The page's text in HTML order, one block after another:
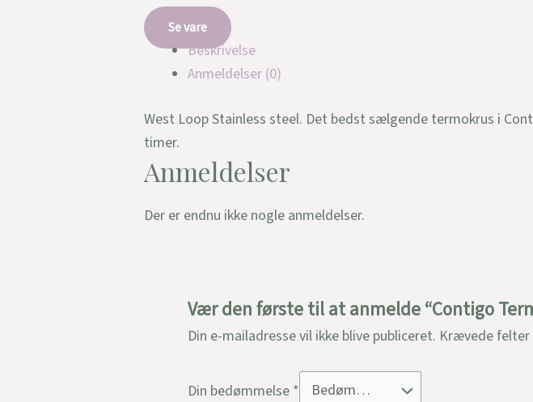
Se vare
Beskrivelse
Anmeldelser (0)
West Loop Stainless steel. Det bedst sælgende termokrus i
timer.
Anmeldelser
Der er endnu ikke nogle anmeldelser.
Vær den første til at anmelde “Contigo
Din e-mailadresse vil ikke blive publiceret. Krævede
Din bedømmelse *